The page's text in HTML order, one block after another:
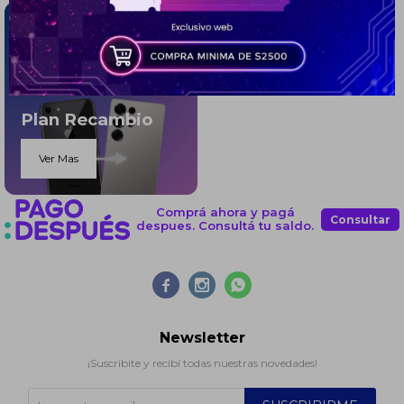
Plan Recambio
Ver Mas
Comprá ahora y pagá
despues. Consultá tu saldo.
Consultar
  
Newsletter
¡Suscribite y recibí todas nuestras novedades!
Día Mes Año
Continuar
* sujeto a aprobación crediticia. El monto disponible
puede variar por comercio